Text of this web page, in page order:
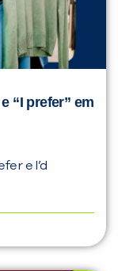
“I prefer” em
e I’d